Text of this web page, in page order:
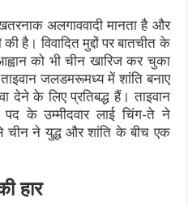
अलगाववादी मानता है और
है। विवादित मुद्दों पर बातचीत के
को भी चीन खारिज कर चुका
जलडमरूमध्य में शांति बनाए
देने के लिए प्रतिबद्ध हैं। ताइवान
पद के उम्मीदवार लाई चिंग-ते ने
चीन ने युद्ध और शांति के बीच एक
हार